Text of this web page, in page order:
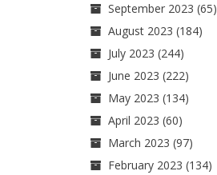
September 2023 (65)
August 2023 (184)
July 2023 (244)
June 2023 (222)
May 2023 (134)
April 2023 (60)
March 2023 (97)
February 2023 (134)